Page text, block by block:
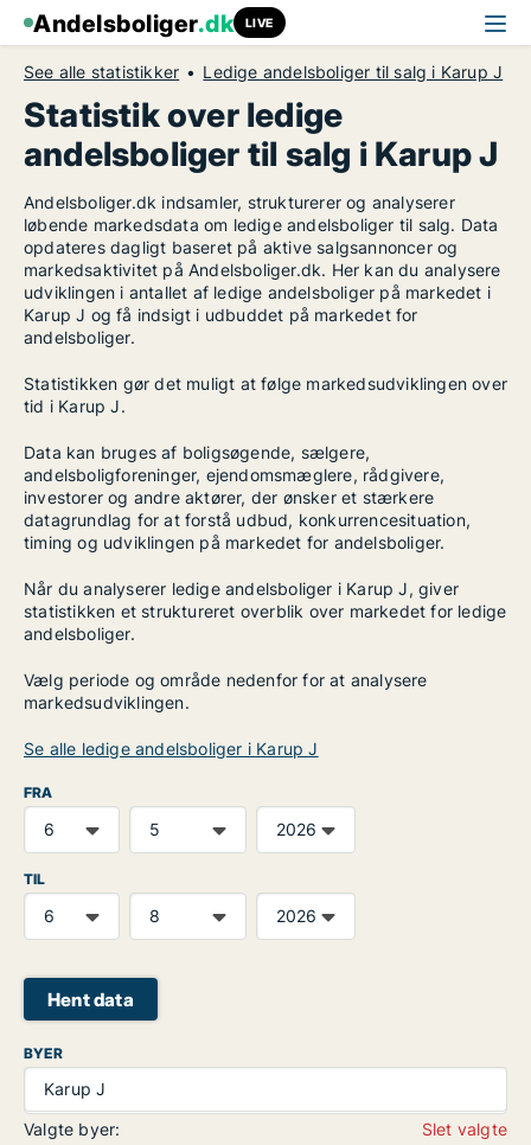
Andelsboliger.dk LIVE
See alle statistikker Ledige andelsboliger til salg i Karup J
Statistik over ledige
andelsboliger til salg i Karup J
Andelsboliger.dk indsamler, strukturerer og analyserer
løbende markedsdata om ledige andelsboliger til salg. Data
opdateres dagligt baseret på aktive salgsannoncer og
markedsaktivitet på Andelsboliger.dk. Her kan du analysere
udviklingen i antallet af ledige andelsboliger på markedet i
Karup J og få indsigt i udbuddet på markedet for
andelsboliger.
Statistikken gør det muligt at følge markedsudviklingen over
tid i Karup J.
Data kan bruges af boligsøgende, sælgere,
andelsboligforeninger, ejendomsmæglere, rådgivere,
investorer og andre aktører, der ønsker et stærkere
datagrundlag for at forstå udbud, konkurrencesituation,
timing og udviklingen på markedet for andelsboliger.
Når du analyserer ledige andelsboliger i Karup J, giver
statistikken et struktureret overblik over markedet for ledige
andelsboliger.
Vælg periode og område nedenfor for at analysere
markedsudviklingen.
Se alle ledige andelsboliger i Karup J
FRA
TIL
Hent data
BYER
Karup J
Valgte byer:
Slet valgte